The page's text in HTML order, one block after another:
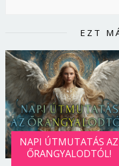
EZT
NAPI ÚTMUTATÁS AZ
ŐRANGYALODTÓL!